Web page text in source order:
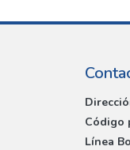
Código
Línea